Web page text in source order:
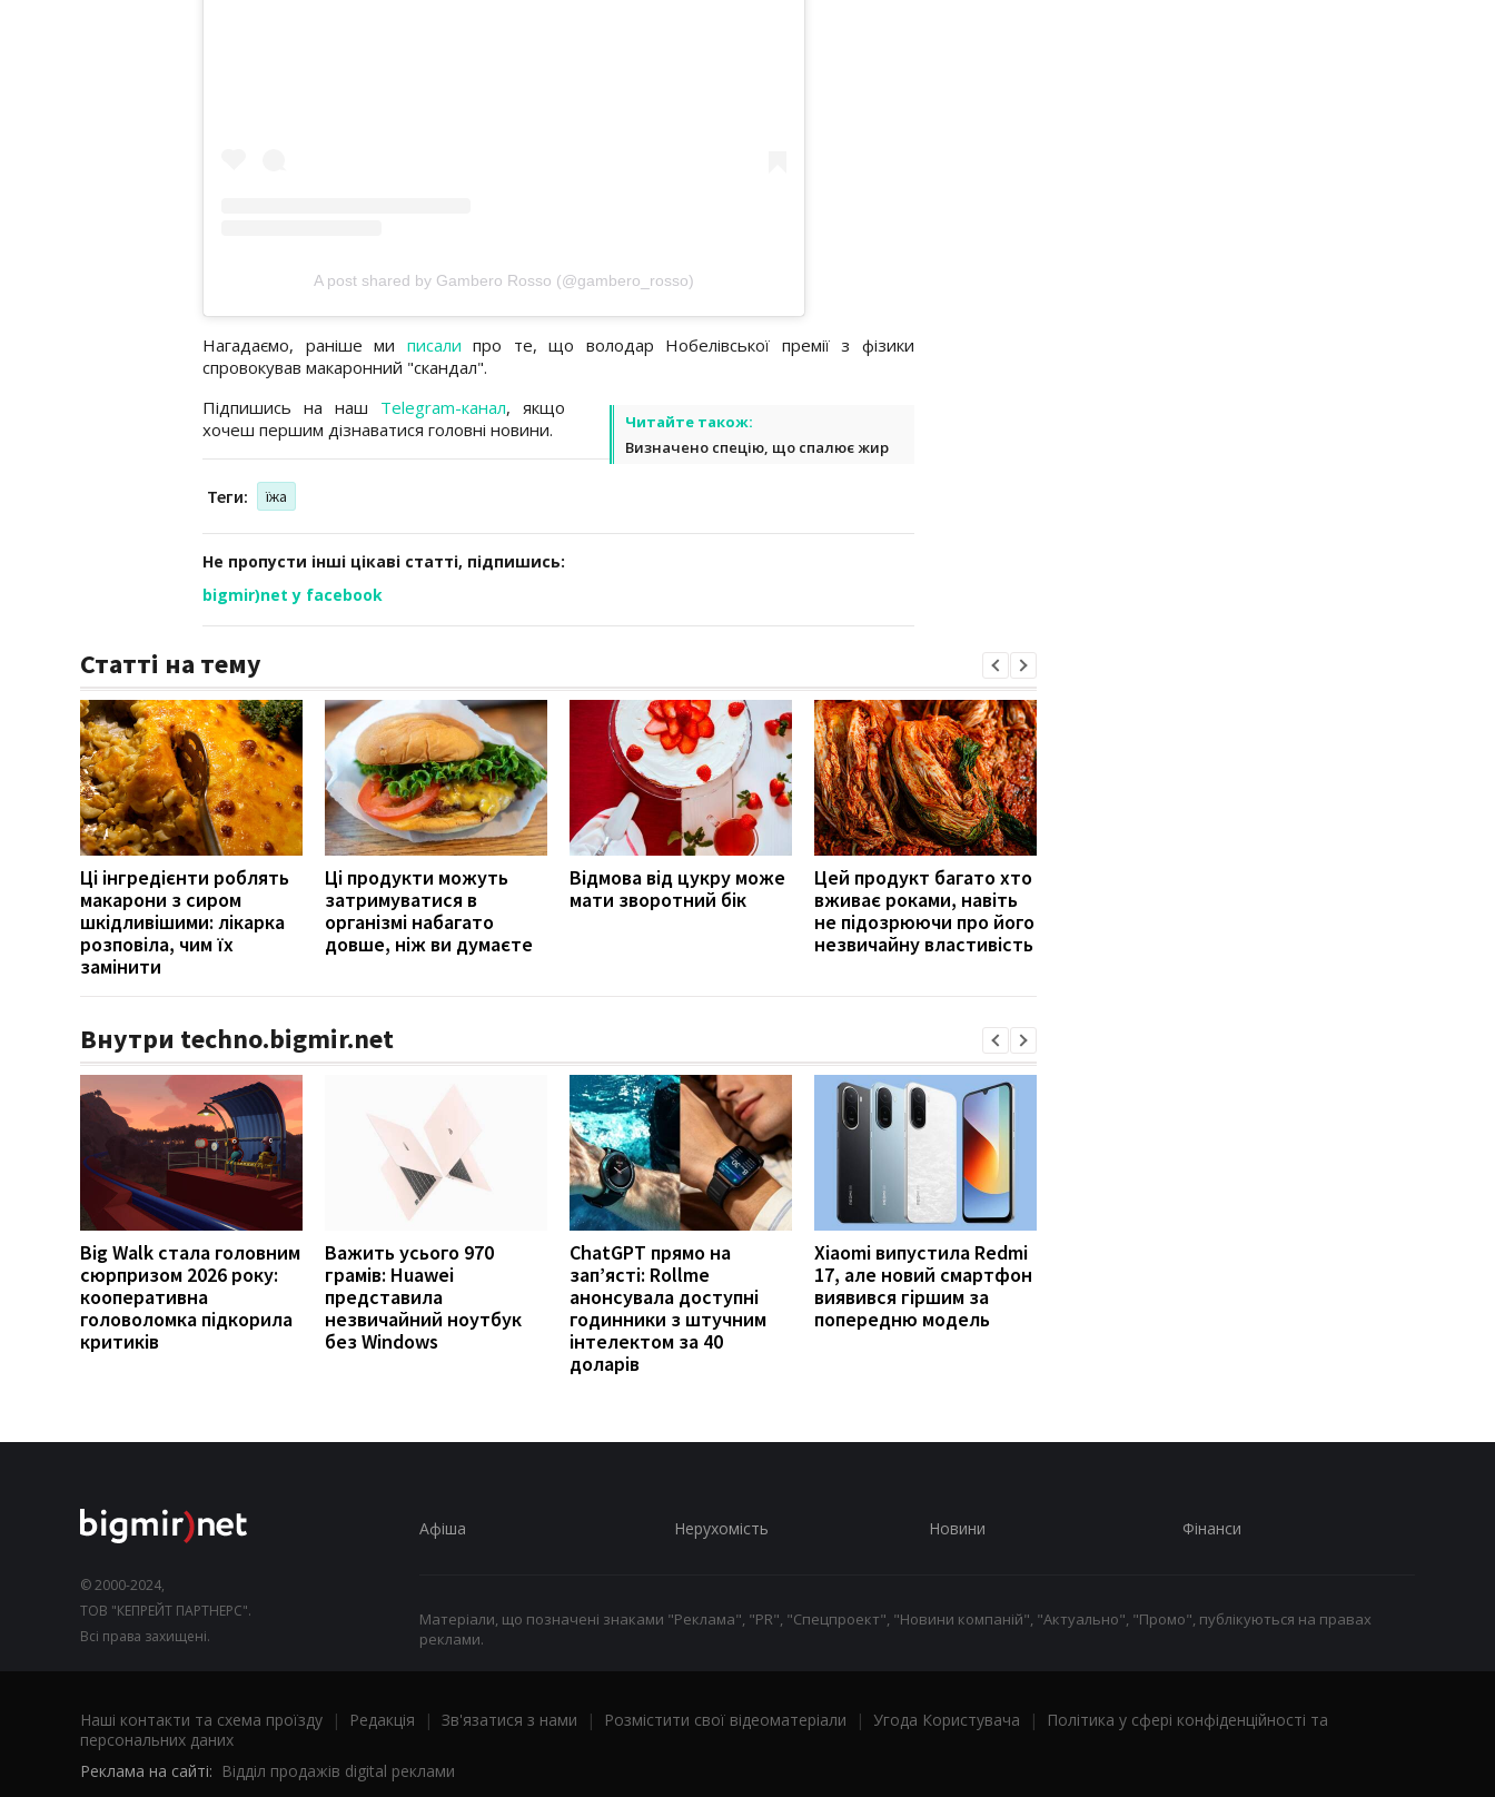
A post shared by Gambero Rosso (@gambero_rosso)
Нагадаємо, раніше ми писали про те, що володар Нобелівської премії з фізики
спровокував макаронний "скандал".
Читайте також:
Визначено спецію, що спалює жир
Підпишись на наш Telegram-канал, якщо
хочеш першим дізнаватися головні новини.
Теги: їжа
Не пропусти інші цікаві статті, підпишись:
bigmir)net у facebook
Статті на тему
Ці інгредієнти роблять
макарони з сиром
шкідливішими: лікарка
розповіла, чим їх
замінити
Ці продукти можуть
затримуватися в
організмі набагато
довше, ніж ви думаєте
Відмова від цукру може
мати зворотний бік
Цей продукт багато хто
вживає роками, навіть
не підозрюючи про його
незвичайну властивість
Внутри techno.bigmir.net
Big Walk стала головним
сюрпризом 2026 року:
кооперативна
головоломка підкорила
критиків
Важить усього 970
грамів: Huawei
представила
незвичайний ноутбук
без Windows
ChatGPT прямо на
зап’ясті: Rollme
анонсувала доступні
годинники з штучним
інтелектом за 40
доларів
Xiaomi випустила Redmi
17, але новий смартфон
виявився гіршим за
попередню модель
© 2000-2024,
ТОВ "КЕПРЕЙТ ПАРТНЕРС".
Всі права захищені.
Афіша Нерухомість Новини Фінанси
Матеріали, що позначені знаками "Реклама", "PR", "Спецпроект", "Новини компаній", "Актуально", "Промо", публікуються на правах
реклами.
Наші контакти та схема проїзду | Редакція | Зв'язатися з нами | Розмістити свої відеоматеріали | Угода Користувача |
Політика у сфері конфіденційності та
персональних даних
Реклама на сайті: Відділ продажів digital реклами